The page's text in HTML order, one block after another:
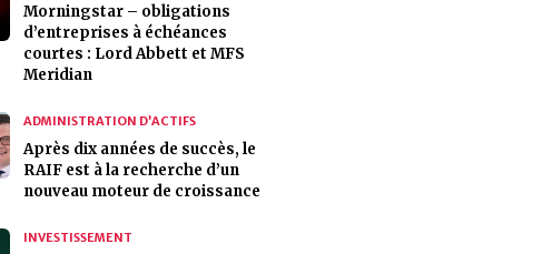
Morningstar – obligations
d’entreprises à échéances
courtes : Lord Abbett et MFS
Meridian
ADMINISTRATION D’ACTIFS
Après dix années de succès, le
RAIF est à la recherche d’un
nouveau moteur de croissance
INVESTISSEMENT